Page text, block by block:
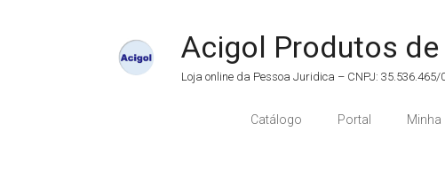
Acigol Produtos
Loja online da Pessoa Juridica – CNPJ:
Catálogo Portal Minha